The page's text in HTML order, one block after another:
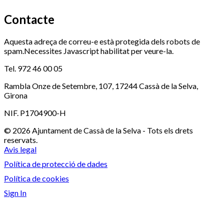
Contacte
Aquesta adreça de correu-e està protegida dels robots de
spam.Necessites Javascript habilitat per veure-la.
Tel. 972 46 00 05
Rambla Onze de Setembre, 107, 17244 Cassà de la Selva,
Girona
NIF. P1704900-H
© 2026 Ajuntament de Cassà de la Selva - Tots els drets
reservats.
Avis legal
Política de protecció de dades
Política de cookies
Sign In